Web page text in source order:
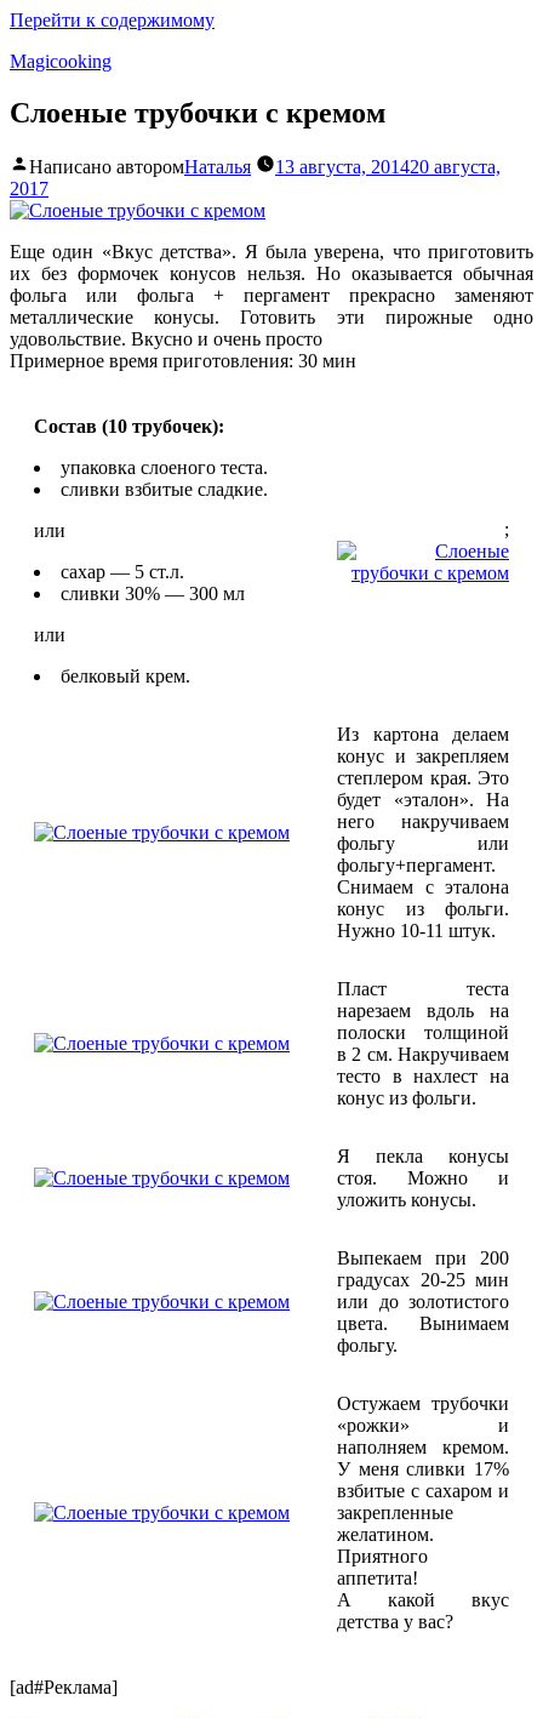
Перейти к содержимому
Magicooking
Слоеные трубочки с кремом
Написано авторомНаталья 13 августа, 201420 августа,
2017
Еще один «Вкус детства». Я была уверена, что приготовить
их без формочек конусов нельзя. Но оказывается обычная
фольга или фольга + пергамент прекрасно заменяют
металлические конусы. Готовить эти пирожные одно
удовольствие. Вкусно и очень просто
Примерное время приготовления: 30 мин
Состав (10 трубочек):
упаковка слоеного теста.
сливки взбитые сладкие.
или
сахар — 5 ст.л.
сливки 30% — 300 мл
или
белковый крем.
;
Из картона делаем
конус и закрепляем
степлером края. Это
будет «эталон». На
него накручиваем
фольгу или
фольгу+пергамент.
Снимаем с эталона
конус из фольги.
Нужно 10-11 штук.
Пласт теста
нарезаем вдоль на
полоски толщиной
в 2 см. Накручиваем
тесто в нахлест на
конус из фольги.
Я пекла конусы
стоя. Можно и
уложить конусы.
Выпекаем при 200
градусах 20-25 мин
или до золотистого
цвета. Вынимаем
фольгу.
Остужаем трубочки
«рожки» и
наполняем кремом.
У меня сливки 17%
взбитые с сахаром и
закрепленные
желатином.
Приятного
аппетита!
А какой вкус
детства у вас?
[ad#Реклама]